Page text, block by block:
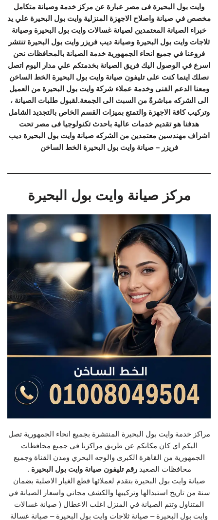
وايت بول البحيرة فى مصر عبارة عن مركز خدمة وصيانة متكامل
مخصص في صيانة واصلاح الاجهزة المنزلية وايت بول البحيرة علي يد
خبراء الصيانة المعتمدين لصيانة غسالات وايت بول البحيرة وصيانة
ثلاجات وايت بول البحيرة وصيانة ديب فريزر وايت بول البحيرة تنتشر
فروعنا في جميع انحاء الجمهورية خدمة الصيانة بالمحافظات نحن
اسرع في الوصول اليك فريق الصيانة بخدمتكم علي مدار اليوم اتصل
نصلك اينما كنت على تليفون صيانة وايت بول البحيرة الخط الساخن
ومعنا الدعم الفنى وخدمة عملاء شركة وايت بول البحيرة من العميل
الى الشركه مباشرةً من السبت الى الجمعة.لقبول طلبات الصيانة ،
وتركيب كافة الاجهزة والتمتع بميزات القسم الخاص بالتجديد الشامل
هدفنا هو تقديم خدمات عالية باحدث تكنولوجيا فى مصر تحت
اشراف مهندسين معتمدين من الشركه صيانة وايت بول البحيرة ديب
فريزر – صيانة وايت بول البحيرة الخط الساخن
مركز صيانة وايت بول البحيرة
مراكز خدمة وايت بول البحيرة المنتشرة بجميع انحاء الجمهورية تصل
اليكم اي كان مكانكم عن طريق مراكزنا في جميع محافظات
الجمهورية من القاهرة الكبرى والوجه البحري ومدن القناة وجميع
محافظات الصعيد رقم تليفون صيانة وايت بول البحيرة .
صيانة وايت بول البحيرة بتقدم لعملائها قطع الغيار الاصلية بضمان
سنة من تاريخ استبدالها وتركيبها والكشف مجاني واسعار الصيانة في
المتناول وتتم الصيانة في المنزل اغلب الاعطال ( صيانة غسالات
وايت بول البحيرة – صيانة ثلاجات وايت بول البحيرة – صيانة غسالة